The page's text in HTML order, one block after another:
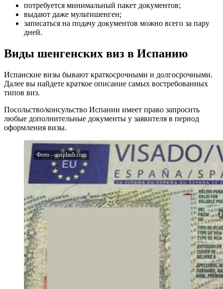
потребуется минимальный пакет документов;
выдают даже мультишенген;
записаться на подачу документов можно всего за пару
дней.
Виды шенгенских виз в Испанию
Испанские визы бывают краткосрочными и долгосрочными.
Далее вы найдете краткое описание самых востребованных
типов виз.
Посольство/консульство Испании имеет право запросить
любые дополнительные документы у заявителя в период
оформления визы.